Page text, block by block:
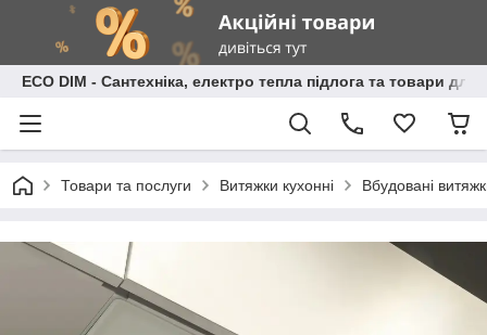
ECO DIM - Сантехніка, електро тепла підлога та товари для
Товари та послуги Витяжки кухонні Вбудовані